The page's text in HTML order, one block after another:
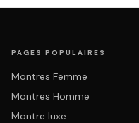
PAGES POPULAIRES
Montres Femme
Montres Homme
Montre luxe